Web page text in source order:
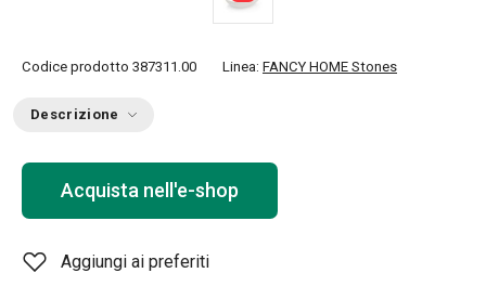
Codice prodotto 387311.00 Linea: FANCY HOME Stones
Descrizione
Acquista nell'e-shop
Aggiungi ai preferiti